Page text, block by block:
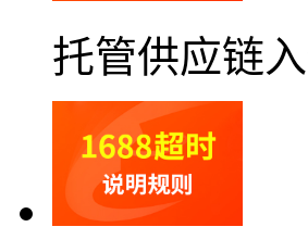
托管供应链